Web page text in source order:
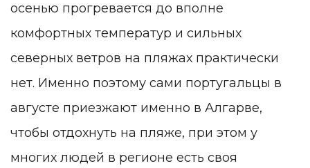
осенью прогревается до вполне
комфортных температур и сильных
северных ветров на пляжах практически
нет. Именно поэтому сами португальцы в
августе приезжают именно в Алгарве,
чтобы отдохнуть на пляже, при этом у
многих людей в регионе есть своя